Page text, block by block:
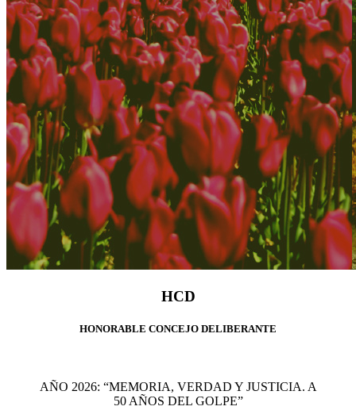
HCD
HONORABLE CONCEJO DELIBERANTE
AÑO 2026: “MEMORIA, VERDAD Y JUSTICIA. A
50 AÑOS DEL GOLPE”